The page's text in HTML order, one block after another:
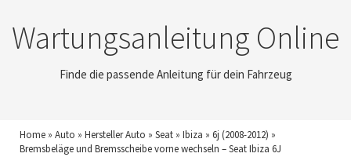
Wartungsanleitung Online
Finde die passende Anleitung für dein Fahrzeug
Home » Auto » Hersteller Auto » Seat » Ibiza » 6j (2008-2012) »
Bremsbeläge und Bremsscheibe vorne wechseln – Seat Ibiza 6J